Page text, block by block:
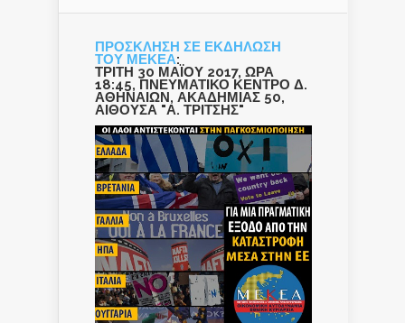
ΠΡΟΣΚΛΗΣΗ ΣΕ ΕΚΔΗΛΩΣΗ
ΤΟΥ ΜΕΚΕΑ:
ΤΡΙΤΗ 30 ΜΑΪΟΥ 2017, ΩΡΑ
18:45, ΠΝΕΥΜΑΤΙΚΟ ΚΕΝΤΡΟ Δ.
ΑΘΗΝΑΙΩΝ, ΑΚΑΔΗΜΙΑΣ 50,
ΑΙΘΟΥΣΑ "Α. ΤΡΙΤΣΗΣ"